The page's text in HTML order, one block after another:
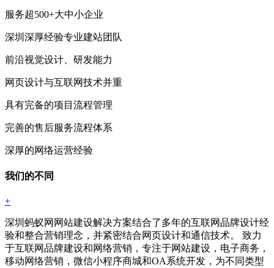
服务超500+大中小企业
深圳深厚经验专业建站团队
前沿视觉设计、研发能力
网页设计与互联网技术并重
具有完备的项目流程管理
完善的售后服务流程体系
深厚的网络运营经验
我们的不同
+
深圳蚂蚁网网站建设解决方案结合了多年的互联网品牌设计经
验和整合营销理念，并紧密结合网页设计和通信技术。 致力
于互联网品牌建设和网络营销，专注于网站建设，电子商务，
移动网络营销，微信小程序商城和OA系统开发，为不同类型